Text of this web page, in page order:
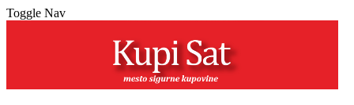
Toggle Nav